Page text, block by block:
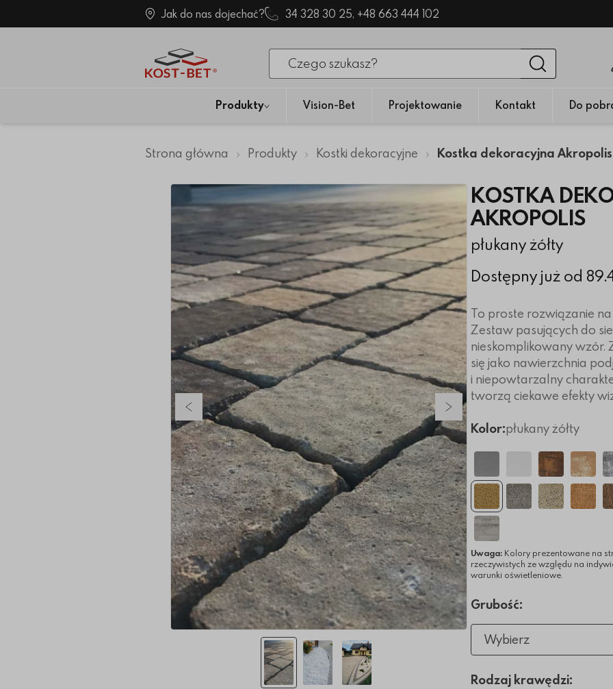
Jak do nas dojechać? 34 328 30 25, +48 663 444 102
Po kliknięciu przycisku fraza zostanie wyszukana
Wyszukaj
Produkty Vision-Bet Projektowanie Kontakt Do
Strona główna Produkty Kostki dekoracyjne Kostka dekoracyjna Akropolis
KOSTKA
AKROPOLIS
płukany żółty
Dostępny już od
To proste rozwiązanie
Zestaw pasujących do
nieskomplikowany
się jako nawierzchnia
i niepowtarzalny
tworzą ciekawe efekty
Kolor:płukany żółty
Uwaga: Kolory prezentowane na
rzeczywistych ze względu na
warunki oświetleniowe.
Grubość:
Wybierz
Rodzaj krawędzi:
Poprzedni slajd Następny slajd